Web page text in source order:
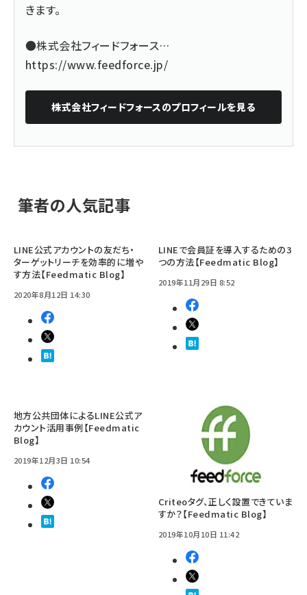
きます。
●株式会社フィードフォース…
https://www.feedforce.jp/
株式会社フィードフォースのプロフィールを見る
筆者の人気記事
LINE公式アカウントの友だち・
ターゲットリーチを効率的に増や
す方法【Feedmatic Blog】
2020年8月12日 14:30
LINEで会員証を導入するための3
つの方法【Feedmatic Blog】
2019年11月29日 8:52
地方公共団体によるLINE公式ア
カウント活用事例【Feedmatic
Blog】
2019年12月3日 10:54
Criteoタグ、正しく設置できていま
すか？【Feedmatic Blog】
2019年10月10日 11:42